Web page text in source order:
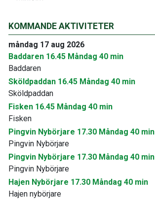
KOMMANDE AKTIVITETER
måndag 17 aug 2026
Baddaren 16.45 Måndag 40 min
Baddaren
Sköldpaddan 16.45 Måndag 40 min
Sköldpaddan
Fisken 16.45 Måndag 40 min
Fisken
Pingvin Nybörjare 17.30 Måndag 40 min
Pingvin Nybörjare
Pingvin Nybörjare 17.30 Måndag 40 min
Pingvin Nybörjare
Hajen Nybörjare 17.30 Måndag 40 min
Hajen nybörjare